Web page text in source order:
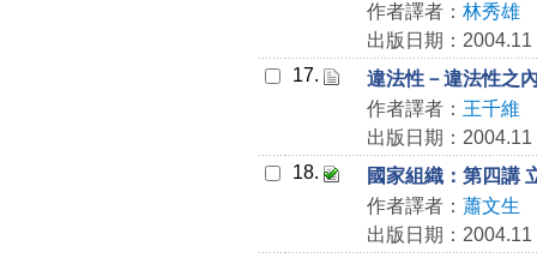
作者譯者： 林秀雄
出版日期：2004.11
17.
違法性－違法性之
作者譯者： 王千維
出版日期：2004.11
18.
國家組織：第四講
作者譯者： 蕭文生
出版日期：2004.11